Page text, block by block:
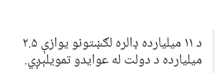
د ۱۱ ميليارده ډالره لګښتونو يوازې ۲.۵
ميليارده د دولت له عوايدو تمويلېږي.